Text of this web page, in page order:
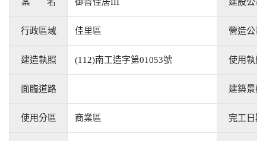
行政區域 佳里區 營造公司
建造執照 (112)南工造字第01053號 使用執照
面臨道路 建築景觀
使用分區 商業區 完工日期